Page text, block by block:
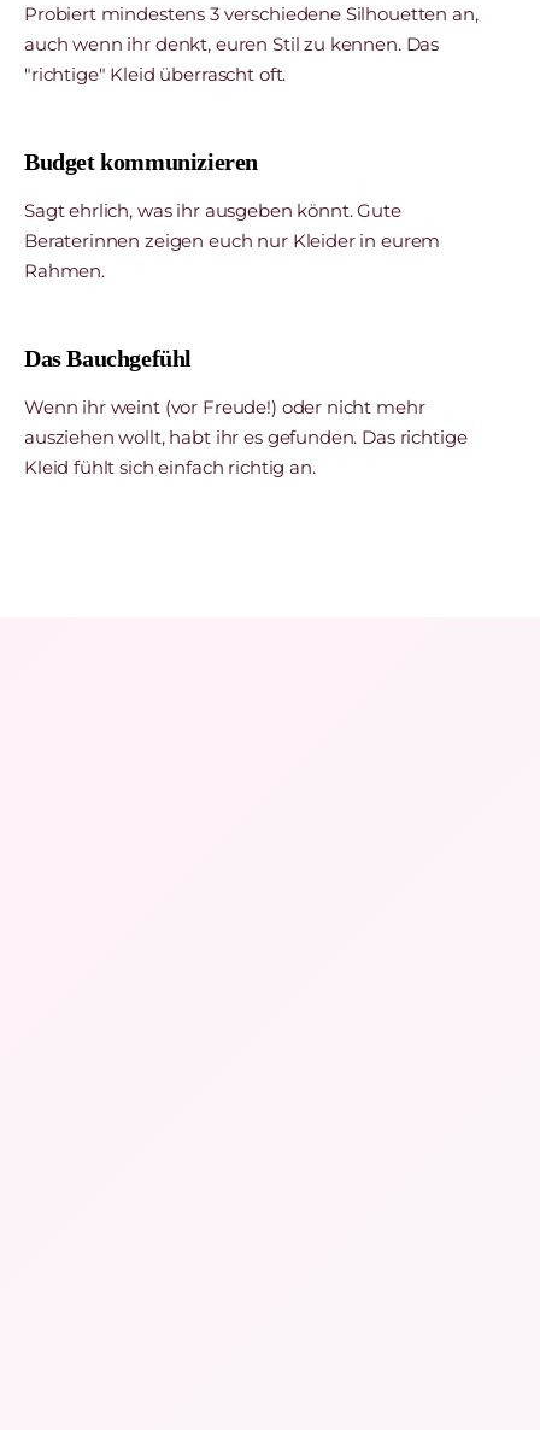
Probiert mindestens 3 verschiedene Silhouetten an,
auch wenn ihr denkt, euren Stil zu kennen. Das
"richtige" Kleid überrascht oft.
Budget kommunizieren
Sagt ehrlich, was ihr ausgeben könnt. Gute
Beraterinnen zeigen euch nur Kleider in eurem
Rahmen.
Das Bauchgefühl
Wenn ihr weint (vor Freude!) oder nicht mehr
ausziehen wollt, habt ihr es gefunden. Das richtige
Kleid fühlt sich einfach richtig an.